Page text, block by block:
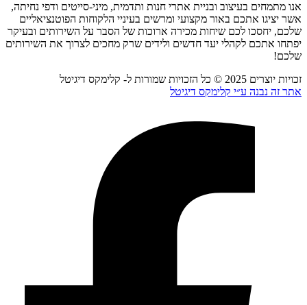
אנו מתמחים בעיצוב ובניית אתרי חנות ותדמית, מיני-סייטים ודפי נחיתה,
אשר יציגו אתכם באור מקצועי ומרשים בעיניי הלקוחות הפוטנציאליים
שלכם, יחסכו לכם שיחות מכירה ארוכות של הסבר על השירותים ובעיקר
יפתחו אתכם לקהלי יעד חדשים ולידים שרק מחכים לצרוך את השירותים
שלכם!
זכויות יוצרים 2025 © כל הזכויות שמורות ל- קלימקס דיגיטל
אתר זה נבנה ע״י קלימקס דיגיטל